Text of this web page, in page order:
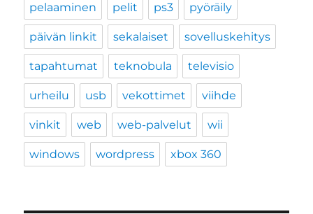
pelaaminen pelit ps3 pyöräily
päivän linkit sekalaiset sovelluskehitys
tapahtumat teknobula televisio
urheilu usb vekottimet viihde
vinkit web web-palvelut wii
windows wordpress xbox 360